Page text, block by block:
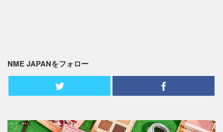
NME JAPANをフォロー